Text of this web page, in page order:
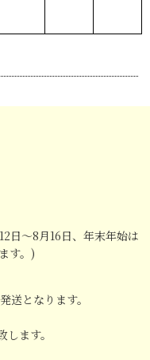
日～8月16日、年末年始は
す。)
送となります。
します。